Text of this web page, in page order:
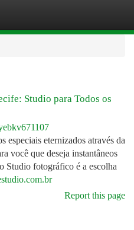
Studio para Todos os
especiais eternizados através da
você que deseja instantâneos
Studio fotográfico é a escolha
Report this page